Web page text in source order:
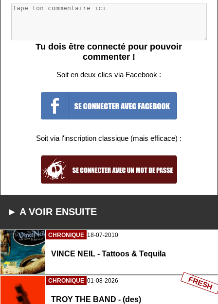
Tu dois être connecté pour pouvoir
commenter !
Soit en deux clics via Facebook :
Soit via l'inscription classique (mais efficace) :
► A VOIR ENSUITE
CHRONIQUE 18-07-2010
VINCE NEIL - Tattoos & Tequila
CHRONIQUE 01-08-2026
TROY THE BAND - (des)
FRESH